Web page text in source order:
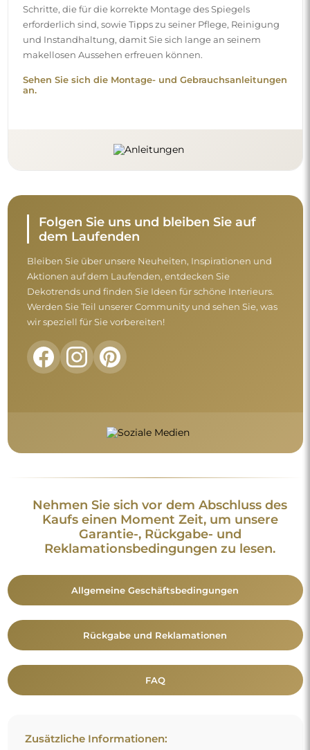
Schritte, die für die korrekte Montage des Spiegels
erforderlich sind, sowie Tipps zu seiner Pflege, Reinigung
und Instandhaltung, damit Sie sich lange an seinem
makellosen Aussehen erfreuen können.
Sehen Sie sich die Montage- und Gebrauchsanleitungen
an.
Folgen Sie uns und bleiben Sie auf
dem Laufenden
Bleiben Sie über unsere Neuheiten, Inspirationen und
Aktionen auf dem Laufenden, entdecken Sie
Dekotrends und finden Sie Ideen für schöne Interieurs.
Werden Sie Teil unserer Community und sehen Sie, was
wir speziell für Sie vorbereiten!
Nehmen Sie sich vor dem Abschluss des
Kaufs einen Moment Zeit, um unsere
Garantie-, Rückgabe- und
Reklamationsbedingungen zu lesen.
Allgemeine Geschäftsbedingungen
Rückgabe und Reklamationen
FAQ
Zusätzliche Informationen: